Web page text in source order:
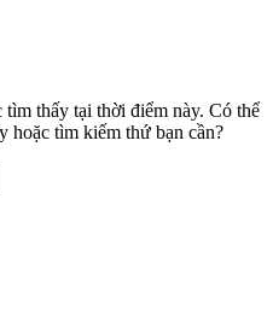
thấy tại thời điểm này. Có thể
hoặc tìm kiếm thứ bạn cần?